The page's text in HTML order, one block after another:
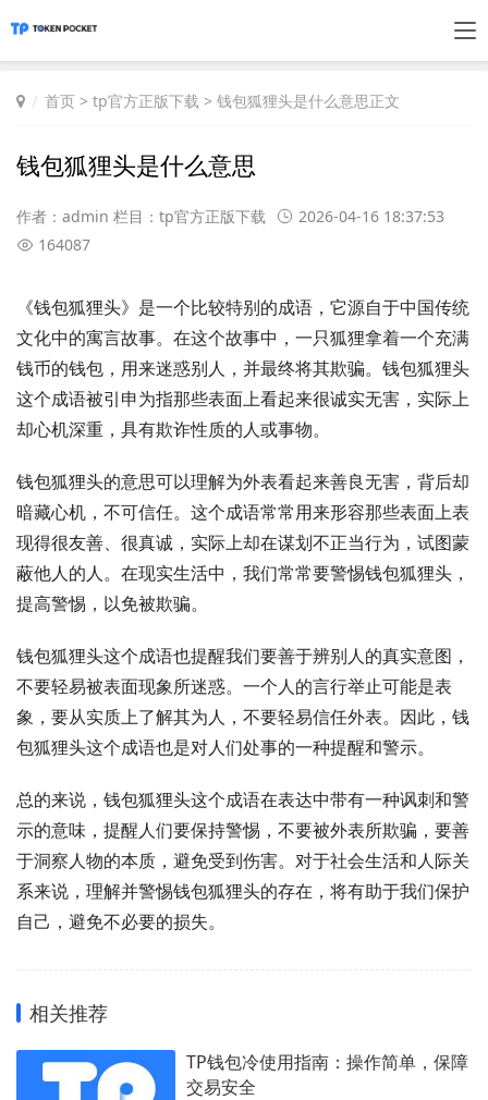
首页 > tp官方正版下载 > 钱包狐狸头是什么意思正文
钱包狐狸头是什么意思
作者：admin 栏目： tp官方正版下载
2026-04-16 18:37:53
164087
《钱包狐狸头》是一个比较特别的成语，它源自于中国传统
文化中的寓言故事。在这个故事中，一只狐狸拿着一个充满
钱币的钱包，用来迷惑别人，并最终将其欺骗。钱包狐狸头
这个成语被引申为指那些表面上看起来很诚实无害，实际上
却心机深重，具有欺诈性质的人或事物。
钱包狐狸头的意思可以理解为外表看起来善良无害，背后却
暗藏心机，不可信任。这个成语常常用来形容那些表面上表
现得很友善、很真诚，实际上却在谋划不正当行为，试图蒙
蔽他人的人。在现实生活中，我们常常要警惕钱包狐狸头，
提高警惕，以免被欺骗。
钱包狐狸头这个成语也提醒我们要善于辨别人的真实意图，
不要轻易被表面现象所迷惑。一个人的言行举止可能是表
象，要从实质上了解其为人，不要轻易信任外表。因此，钱
包狐狸头这个成语也是对人们处事的一种提醒和警示。
总的来说，钱包狐狸头这个成语在表达中带有一种讽刺和警
示的意味，提醒人们要保持警惕，不要被外表所欺骗，要善
于洞察人物的本质，避免受到伤害。对于社会生活和人际关
系来说，理解并警惕钱包狐狸头的存在，将有助于我们保护
自己，避免不必要的损失。
相关推荐
TP钱包冷使用指南：操作简单，保障
交易安全